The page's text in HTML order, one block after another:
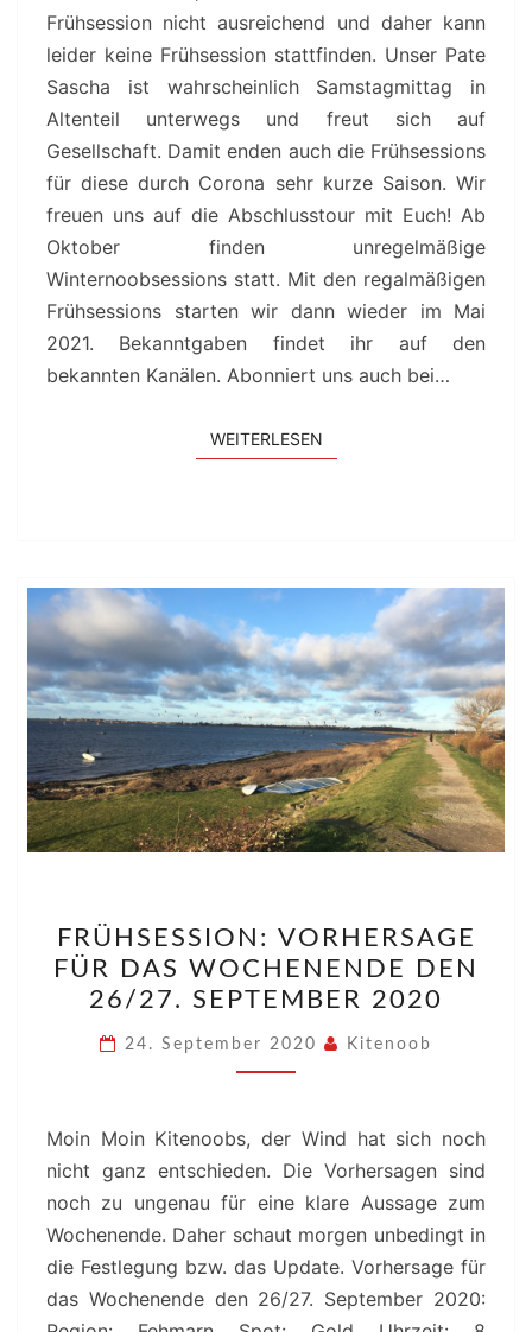
Frühsession nicht ausreichend und daher kann
leider keine Frühsession stattfinden. Unser Pate
Sascha ist wahrscheinlich Samstagmittag in
Altenteil unterwegs und freut sich auf
Gesellschaft. Damit enden auch die Frühsessions
für diese durch Corona sehr kurze Saison. Wir
freuen uns auf die Abschlusstour mit Euch! Ab
Oktober finden unregelmäßige
Winternoobsessions statt. Mit den regalmäßigen
Frühsessions starten wir dann wieder im Mai
2021. Bekanntgaben findet ihr auf den
bekannten Kanälen. Abonniert uns auch bei…
WEITERLESENWEITERLESEN
VORHERSAGE
FÜR
DAS
WOCHENENDE
DEN
SEPTEMBER
2020
FRÜHSESSION: VORHERSAGE
FÜR DAS WOCHENENDE DEN
26/27. SEPTEMBER 2020
24. September 2020 Kitenoob
Moin Moin Kitenoobs, der Wind hat sich noch
nicht ganz entschieden. Die Vorhersagen sind
noch zu ungenau für eine klare Aussage zum
Wochenende. Daher schaut morgen unbedingt in
die Festlegung bzw. das Update. Vorhersage für
das Wochenende den 26/27. September 2020: